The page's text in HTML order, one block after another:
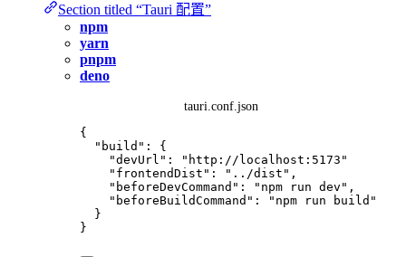
Section titled “Tauri 配置”
npm
yarn
pnpm
deno
tauri.conf.json
{
"build" : {
"devUrl" : " http://localhost:5173 "
" frontendDist " : " ../dist " ,
"beforeDevCommand" : " npm run dev " ,
"beforeBuildCommand" : " npm run build "
}
}